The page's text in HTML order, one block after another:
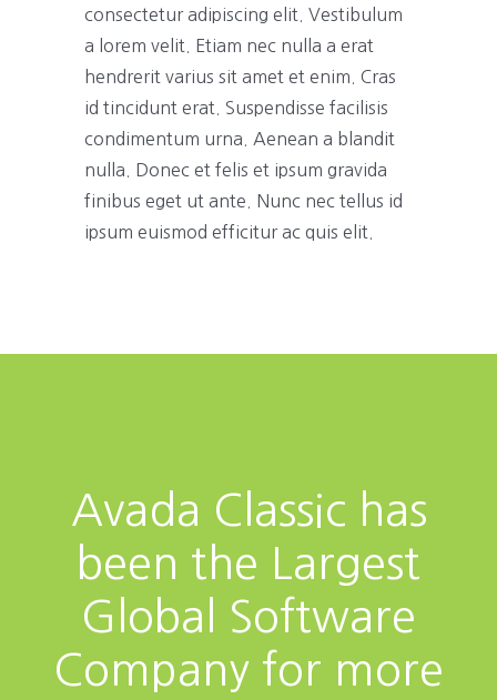
consectetur adipiscing elit. Vestibulum
a lorem velit. Etiam nec nulla a erat
hendrerit varius sit amet et enim. Cras
id tincidunt erat. Suspendisse facilisis
condimentum urna. Aenean a blandit
nulla. Donec et felis et ipsum gravida
finibus eget ut ante. Nunc nec tellus id
ipsum euismod efficitur ac quis elit.
Avada Classic has
been the Largest
Global Software
Company for more